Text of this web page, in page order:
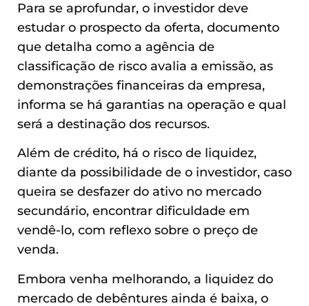
Para se aprofundar, o investidor deve
estudar o prospecto da oferta, documento
que detalha como a agência de
classificação de risco avalia a emissão, as
demonstrações financeiras da empresa,
informa se há garantias na operação e qual
será a destinação dos recursos.
Além de crédito, há o risco de liquidez,
diante da possibilidade de o investidor, caso
queira se desfazer do ativo no mercado
secundário, encontrar dificuldade em
vendê-lo, com reflexo sobre o preço de
venda.
Embora venha melhorando, a liquidez do
mercado de debêntures ainda é baixa, o